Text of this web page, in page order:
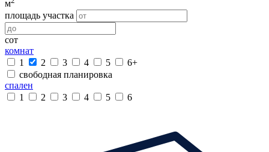
м
площадь участка
сот
комнат
1
2 3 4 5
6+
свободная планировка
спален
1
2 3 4 5 6